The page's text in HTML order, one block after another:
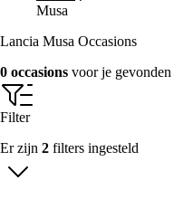
Musa
Lancia Musa Occasions
0 occasions voor je gevonden
Filter
Er zijn 2 filters ingesteld